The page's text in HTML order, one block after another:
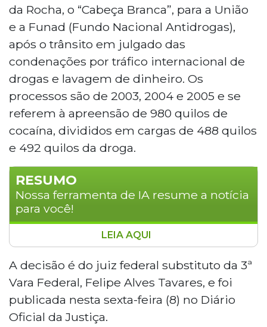
da Rocha, o “Cabeça Branca”, para a União
e a Funad (Fundo Nacional Antidrogas),
após o trânsito em julgado das
condenações por tráfico internacional de
drogas e lavagem de dinheiro. Os
processos são de 2003, 2004 e 2005 e se
referem à apreensão de 980 quilos de
cocaína, divididos em cargas de 488 quilos
e 492 quilos da droga.
RESUMO
Nossa ferramenta de IA resume a notícia
para você!
A Justiça Federal determinou a
destinação de bens do traficante Luiz
Carlos da Rocha, o "Cabeça Branca", à
União e ao Funad, incluindo fazendas,
aeronaves, veículos de luxo, imóveis e
valores em reais, dólares e euros. A
LEIA AQUI
A decisão é do juiz federal substituto da 3ª
Vara Federal, Felipe Alves Tavares, e foi
publicada nesta sexta-feira (8) no Diário
Oficial da Justiça.